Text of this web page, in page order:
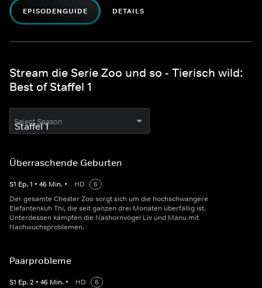
EPISODENGUIDE DETAILS
Stream die Serie Zoo und so - Tierisch wild:
Best of Staffel 1
Select Season
Überraschende Geburten
S1 Ep.1 • 46 Min. • HD
6
Der gesamte Chester Zoo sorgt sich um die hochschwangere
Elefantenkuh Thi, die seit ganzen drei Monaten überfällig ist.
Unterdessen kämpfen die Nashornvögel Liv und Manu mit
Nachwuchsproblemen.
Paarprobleme
S1 Ep.2 • 46 Min. • HD
6